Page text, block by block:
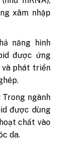
xâm nhập
năng hình
được ứng
và phát triển
Trong ngành
được dùng
chất vào
da.